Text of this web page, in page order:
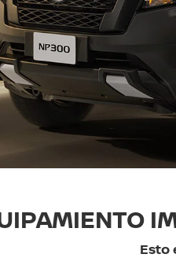
Esto